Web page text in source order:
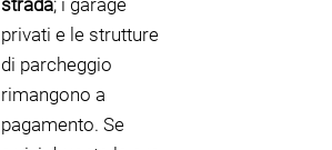
strada; i garage
privati e le strutture
di parcheggio
rimangono a
pagamento. Se